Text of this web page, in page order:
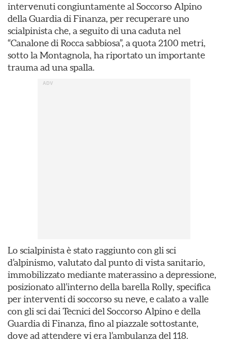
intervenuti congiuntamente al Soccorso Alpino
della Guardia di Finanza, per recuperare uno
scialpinista che, a seguito di una caduta nel
“Canalone di Rocca sabbiosa”, a quota 2100 metri,
sotto la Montagnola, ha riportato un importante
trauma ad una spalla.
Lo scialpinista è stato raggiunto con gli sci
d’alpinismo, valutato dal punto di vista sanitario,
immobilizzato mediante materassino a depressione,
posizionato all’interno della barella Rolly, specifica
per interventi di soccorso su neve, e calato a valle
con gli sci dai Tecnici del Soccorso Alpino e della
Guardia di Finanza, fino al piazzale sottostante,
dove ad attendere vi era l’ambulanza del 118.